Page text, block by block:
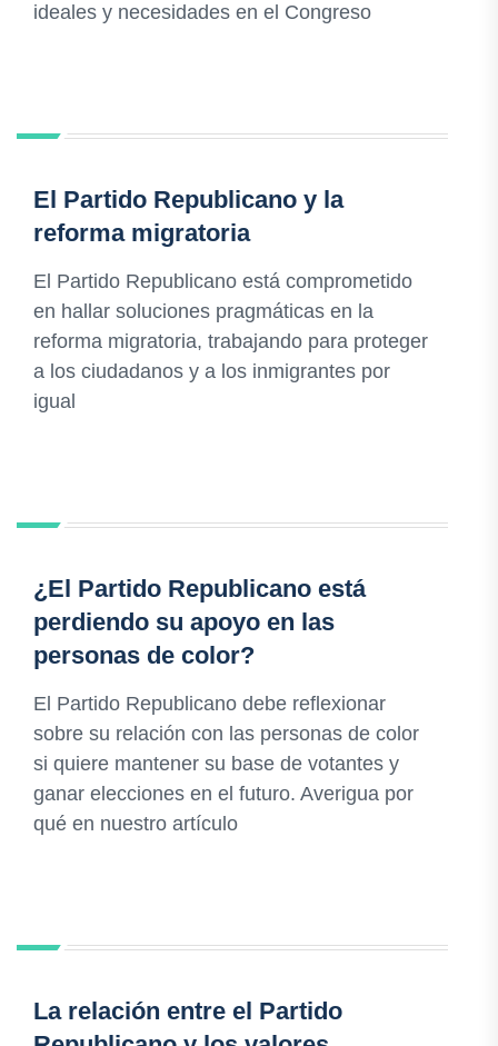
ideales y necesidades en el Congreso
El Partido Republicano y la
reforma migratoria
El Partido Republicano está comprometido
en hallar soluciones pragmáticas en la
reforma migratoria, trabajando para proteger
a los ciudadanos y a los inmigrantes por
igual
¿El Partido Republicano está
perdiendo su apoyo en las
personas de color?
El Partido Republicano debe reflexionar
sobre su relación con las personas de color
si quiere mantener su base de votantes y
ganar elecciones en el futuro. Averigua por
qué en nuestro artículo
La relación entre el Partido